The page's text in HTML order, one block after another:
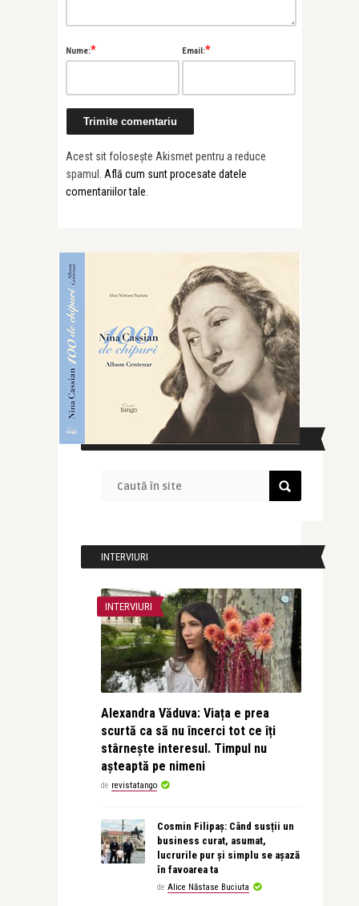
Nume:* Email:*
Acest sit folosește Akismet pentru a reduce
spamul. Află cum sunt procesate datele
comentariilor tale
CAUTĂ ÎN SITE
INTERVIURI
INTERVIURI
Alexandra Văduva: Viața e prea
scurtă ca să nu încerci tot ce îți
stârnește interesul. Timpul nu
așteaptă pe nimeni
de revistatango
Cosmin Filipaș: Când susții un
business curat, asumat,
lucrurile pur și simplu se așază
în favoarea ta
de Alice Năstase Buciuta